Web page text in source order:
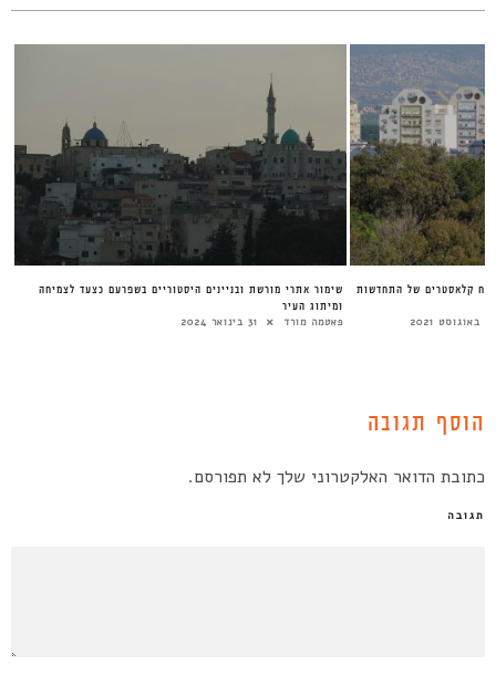
שימור אתרי מורשת ובניינים היסטוריים בשפרעם כצעד לצמיחה
ומיתוג העיר
פאטמה מורד 31 בינואר 2024
עירונית בפריפריה | #4 פיתוח קלאסטרים של התחדשות
הוסף תגובה
כתובת הדואר האלקטרוני שלך לא תפורסם.
תגובה